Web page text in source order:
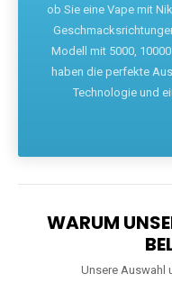
ob Sie eine Vape mit
Modell mit 5000,
haben die perfekte
Technologie und
WARUM
Unsere Auswahl